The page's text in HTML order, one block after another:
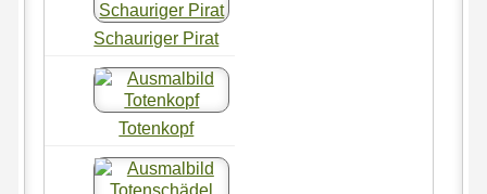
Schauriger Pirat
Totenkopf